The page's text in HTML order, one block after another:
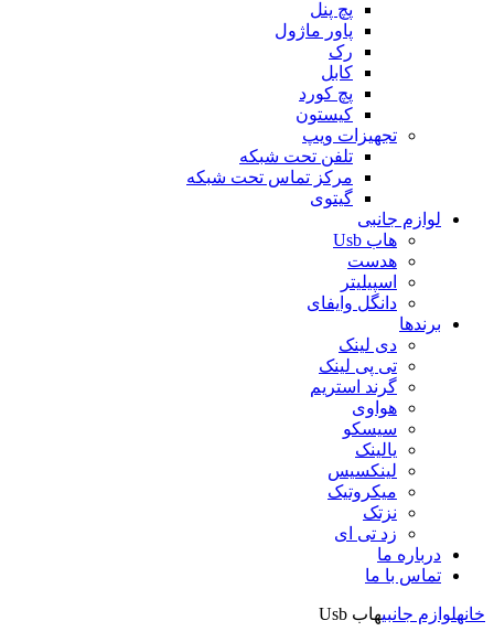
پچ پنل
پاور ماژول
رک
کابل
پچ کورد
کیستون
تجهیزات ویپ
تلفن تحت شبکه
مرکز تماس تحت شبکه
گیتوی
لوازم جانبی
هاب Usb
هدست
اسپیلیتر
دانگل وایفای
برندها
دی لینک
تی پی لینک
گرند استریم
هواوی
سیسکو
یالینک
لینکسیس
میکروتیک
نزتک
زد تی ای
درباره ما
تماس با ما
خانهلوازم جانبیهاب Usb